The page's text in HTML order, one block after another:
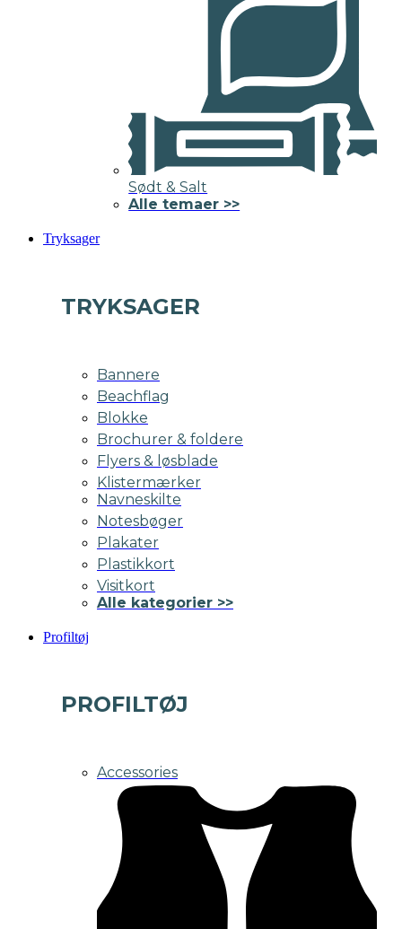
Sødt & Salt
Alle temaer >>
Tryksager
TRYKSAGER
Bannere
Beachflag
Blokke
Brochurer & foldere
Flyers & løsblade
Klistermærker
Navneskilte
Notesbøger
Plakater
Plastikkort
Visitkort
Alle kategorier >>
Profiltøj
PROFILTØJ
Accessories